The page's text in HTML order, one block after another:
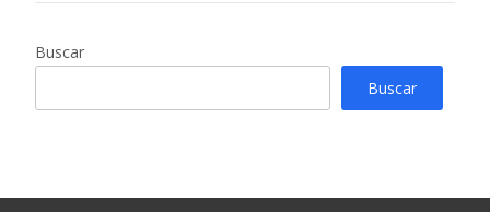
Buscar
Buscar